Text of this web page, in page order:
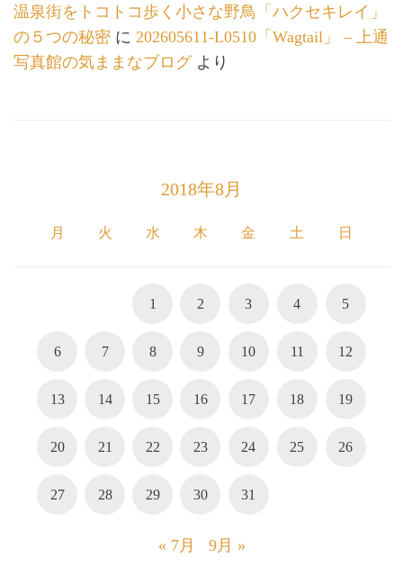
温泉街をトコトコ歩く小さな野鳥「ハクセキレイ」
の５つの秘密 に 202605611-L0510「Wagtail」 – 上通
写真館の気ままなブログより
2018年8月
月 火 水 木 金 土 日
1 2 3 4 5
6 7 8 9 10 11 12
13 14 15 16 17 18 19
20 21 22 23 24 25 26
27 28 29 30 31
« 7月 9月 »